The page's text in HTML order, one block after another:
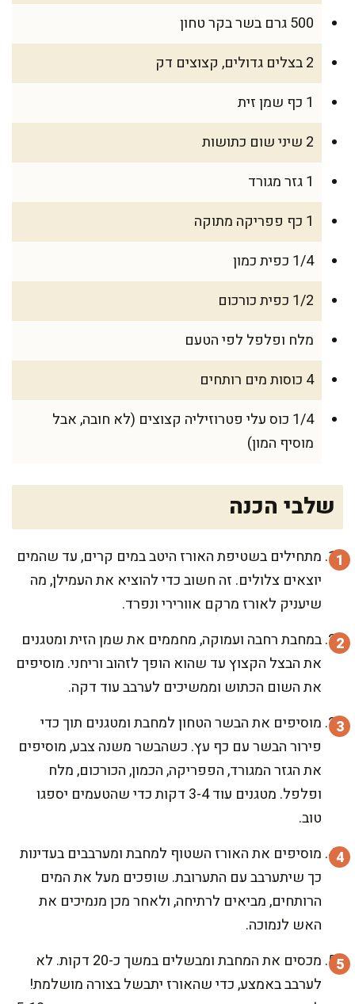
500 גרם בשר בקר טחון
2 בצלים גדולים, קצוצים דק
1 כף שמן זית
2 שיני שום כתושות
1 גזר מגורד
1 כף פפריקה מתוקה
1/4 כפית כמון
1/2 כפית כורכום
מלח ופלפל לפי הטעם
4 כוסות מים רותחים
1/4 כוס עלי פטרוזיליה קצוצים (לא חובה, אבל
מוסיף המון)
שלבי הכנה
מתחילים בשטיפת האורז היטב במים קרים, עד שהמים
יוצאים צלולים. זה חשוב כדי להוציא את העמילן, מה
שיעניק לאורז מרקם אוורירי ונפרד.
במחבת רחבה ועמוקה, מחממים את שמן הזית ומטגנים
את הבצל הקצוץ עד שהוא הופך לזהוב וריחני. מוסיפים
את השום הכתוש וממשיכים לערבב עוד דקה.
מוסיפים את הבשר הטחון למחבת ומטגנים תוך כדי
פירור הבשר עם כף עץ. כשהבשר משנה צבע, מוסיפים
את הגזר המגורד, הפפריקה, הכמון, הכורכום, מלח
ופלפל. מטגנים עוד 3-4 דקות כדי שהטעמים יספגו
טוב.
מוסיפים את האורז השטוף למחבת ומערבבים בעדינות
כך שיתערבב עם התערובת. שופכים מעל את המים
הרותחים, מביאים לרתיחה, ולאחר מכן מנמיכים את
האש לנמוכה.
מכסים את המחבת ומבשלים במשך כ-20 דקות. לא
לערבב באמצע, כדי שהאורז יתבשל בצורה מושלמת!